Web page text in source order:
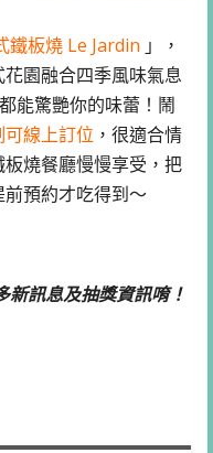
鐵板燒 Le Jardin 」，
園融合四季風味氣息
能驚艷你的味蕾！鬧
線上訂位 ，很適合情
燒餐廳慢慢享受，把
預約才吃得到～
新訊息及抽獎資訊唷！